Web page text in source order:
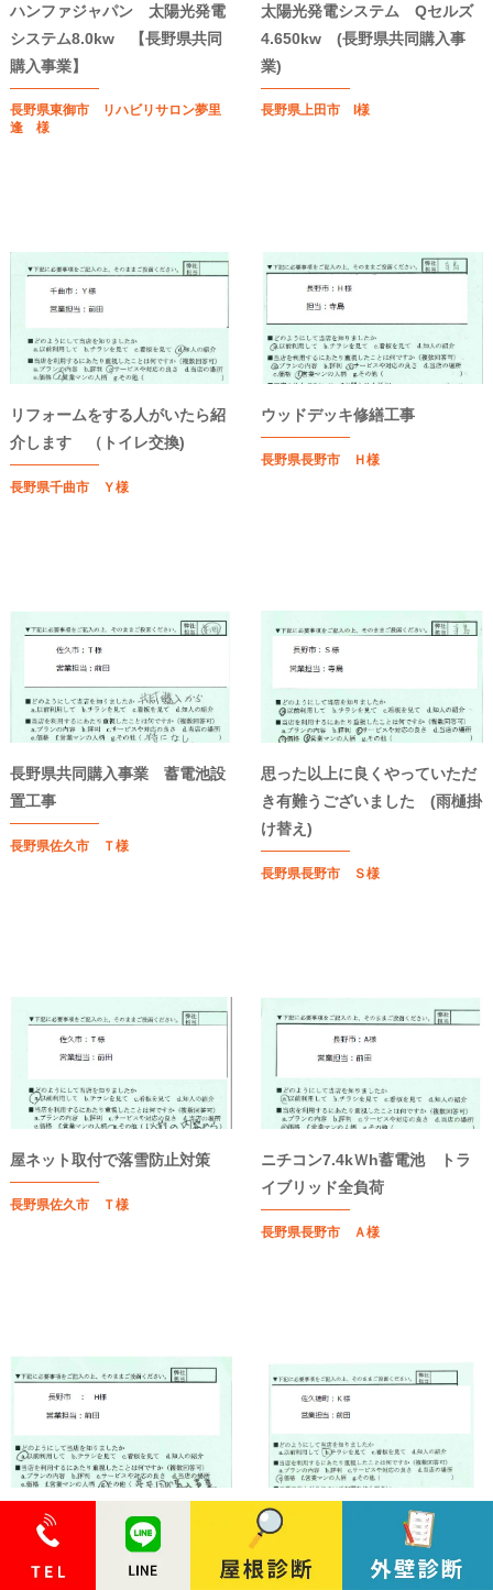
ハンファジャパン 太陽光発電
システム8.0kw 【長野県共同
購入事業】
長野県東御市 リハビリサロン夢里
逢 様
太陽光発電システム Qセルズ
4.650kw (長野県共同購入事
業)
長野県上田市 I様
リフォームをする人がいたら紹
介します （トイレ交換)
長野県千曲市 Ｙ様
ウッドデッキ修繕工事
長野県長野市 Ｈ様
長野県共同購入事業 蓄電池設
置工事
長野県佐久市 Ｔ様
思った以上に良くやっていただ
き有難うございました (雨樋掛
け替え)
長野県長野市 Ｓ様
屋ネット取付で落雪防止対策
長野県佐久市 Ｔ様
ニチコン7.4kＷh蓄電池 トラ
イブリッド全負荷
長野県長野市 Ａ様
インプラス取付工事
長野県長野市 Ｈ様
太陽光発電システム6.390kw設
置工事 (長野県共同購入事業)